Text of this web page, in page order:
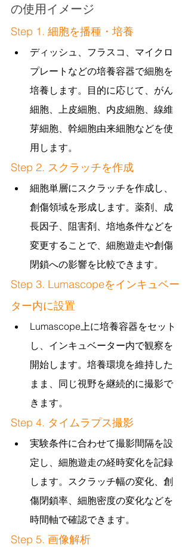
の使用イメージ
Step 1. 細胞を播種・培養
ディッシュ、フラスコ、マイクロ
プレートなどの培養容器で細胞を
培養します。目的に応じて、がん
細胞、上皮細胞、内皮細胞、線維
芽細胞、幹細胞由来細胞などを使
用します。
Step 2. スクラッチを作成
細胞単層にスクラッチを作成し、
創傷領域を形成します。薬剤、成
長因子、阻害剤、培地条件などを
変更することで、細胞遊走や創傷
閉鎖への影響を比較できます。
Step 3. Lumascopeをインキュベー
ター内に設置
Lumascope上に培養容器をセット
し、インキュベーター内で観察を
開始します。培養環境を維持した
まま、同じ視野を継続的に撮影で
きます。
Step 4. タイムラプス撮影
実験条件に合わせて撮影間隔を設
定し、細胞遊走の経時変化を記録
します。スクラッチ幅の変化、創
傷閉鎖率、細胞密度の変化などを
時間軸で確認できます。
Step 5. 画像解析